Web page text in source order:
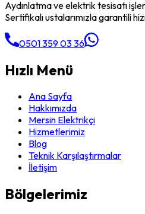
Aydınlatma ve elektrik tesisatı
Sertifikalı ustalarımızla garantili
0501 359 03 36
Hızlı Menü
Ana Sayfa
Hakkımızda
Mersin Elektrikçi
Hizmetlerimiz
Blog
Teknik Karşılaştırmalar
İletişim
Bölgelerimiz